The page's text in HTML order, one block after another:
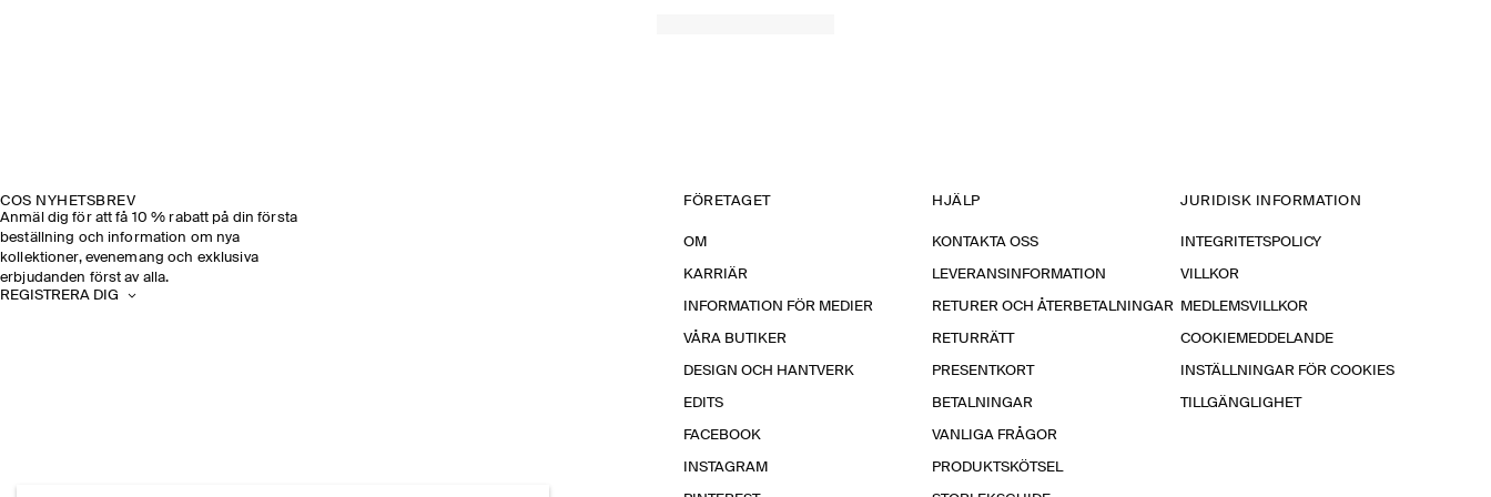
COS NYHETSBREV
Anmäl dig för att få 10 % rabatt på din första
beställning och information om nya
kollektioner, evenemang och exklusiva
erbjudanden först av alla.
REGISTRERA DIG
FÖRETAGET
OM
KARRIÄR
INFORMATION FÖR MEDIER
VÅRA BUTIKER
DESIGN OCH HANTVERK
EDITS
FACEBOOK
INSTAGRAM
HJÄLP
KONTAKTA OSS
LEVERANSINFORMATION
RETURER OCH ÅTERBETALNINGAR
RETURRÄTT
PRESENTKORT
BETALNINGAR
VANLIGA FRÅGOR
PRODUKTSKÖTSEL
JURIDISK INFORMATION
INTEGRITETSPOLICY
VILLKOR
MEDLEMSVILLKOR
COOKIEMEDDELANDE
INSTÄLLNINGAR FÖR COOKIES
TILLGÄNGLIGHET